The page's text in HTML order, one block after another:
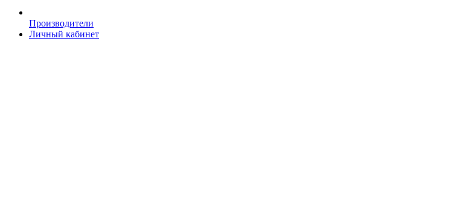
Производители
Личный кабинет